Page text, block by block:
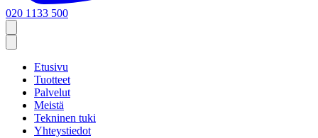
020 1133 500
Etusivu
Tuotteet
Palvelut
Meistä
Tekninen tuki
Yhteystiedot